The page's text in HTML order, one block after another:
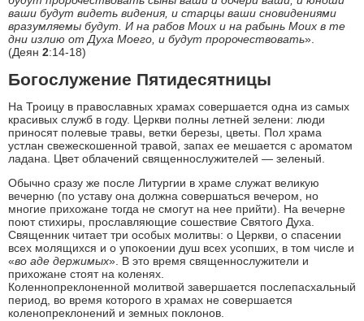
ваши будут видеть видения, и старцы ваши сновидениями
вразумляемы будут. И на рабов Моих и на рабынь Моих в те
дни излию от Духа Моего, и будут пророчествовать».
(Деян 2:14-18)
Богослужение Пятидесятницы
На Троицу в православных храмах совершается одна из самых
красивых служб в году. Церкви полны летней зелени: люди
приносят полевые травы, ветки березы, цветы. Пол храма
устлан свежескошенной травой, запах ее мешается с ароматом
ладана. Цвет облачений священнослужителей — зеленый.
Обычно сразу же после Литургии в храме служат великую
вечерню (по уставу она должна совершаться вечером, но
многие прихожане тогда не смогут на нее прийти). На вечерне
поют стихиры, прославляющие сошествие Святого Духа.
Священник читает три особых молитвы: о Церкви, о спасении
всех молящихся и о упокоении душ всех усопших, в том числе и
«во аде держимых». В это время священнослужители и
прихожане стоят на коленях.
Коленнопреклоненной молитвой завершается послепасхальный
период, во время которого в храмах не совершается
коленопреклонений и земных поклонов.